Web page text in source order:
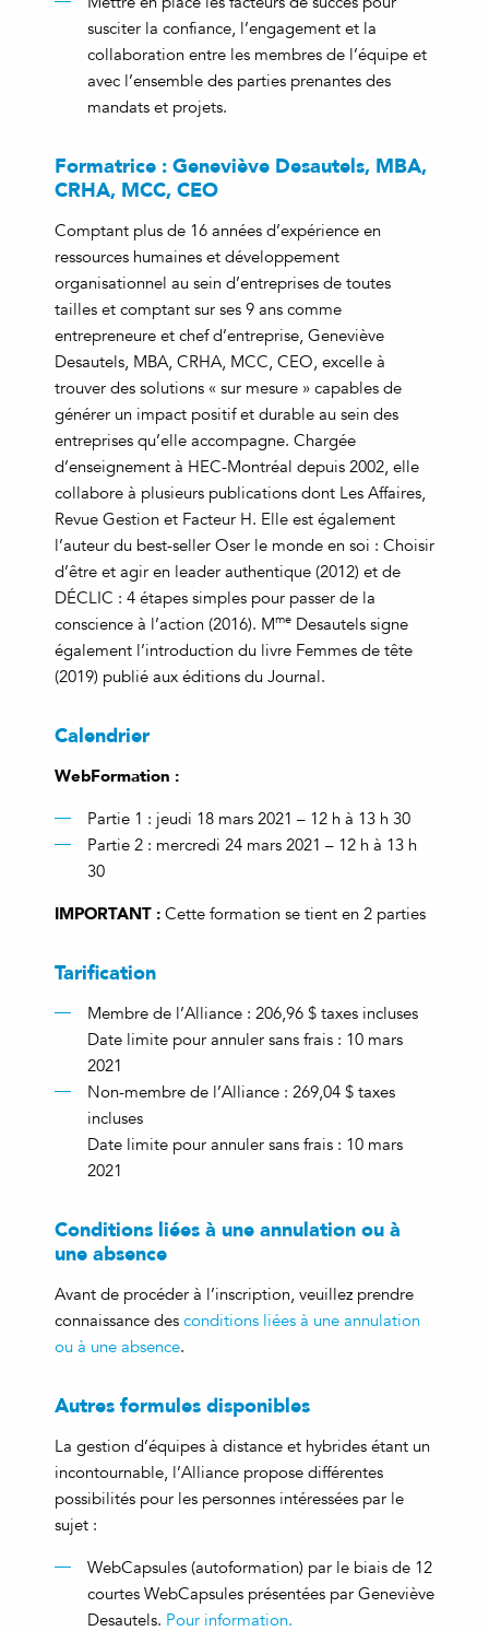
susciter la confiance, l’engagement et la
collaboration entre les membres de l’équipe et
avec l’ensemble des parties prenantes des
mandats et projets.
Formatrice : Geneviève Desautels, MBA,
CRHA, MCC, CEO
Comptant plus de 16 années d’expérience en
ressources humaines et développement
organisationnel au sein d’entreprises de toutes
tailles et comptant sur ses 9 ans comme
entrepreneure et chef d’entreprise, Geneviève
Desautels, MBA, CRHA, MCC, CEO, excelle à
trouver des solutions « sur mesure » capables de
générer un impact positif et durable au sein des
entreprises qu’elle accompagne. Chargée
d’enseignement à HEC-Montréal depuis 2002, elle
collabore à plusieurs publications dont Les Affaires,
Revue Gestion et Facteur H. Elle est également
l’auteur du best-seller Oser le monde en soi : Choisir
d’être et agir en leader authentique (2012) et de
DÉCLIC : 4 étapes simples pour passer de la
conscience à l’action (2016). Mme Desautels signe
également l’introduction du livre Femmes de tête
(2019) publié aux éditions du Journal.
Calendrier
WebFormation :
Partie 1 : jeudi 18 mars 2021 – 12 h à 13 h 30
Partie 2 : mercredi 24 mars 2021 – 12 h à 13 h
30
IMPORTANT : Cette formation se tient en 2 parties
Tarification
Membre de l’Alliance : 206,96 $ taxes incluses
Date limite pour annuler sans frais : 10 mars
2021
Non-membre de l’Alliance : 269,04 $ taxes
incluses
Date limite pour annuler sans frais : 10 mars
2021
Conditions liées à une annulation ou à
une absence
Avant de procéder à l’inscription, veuillez prendre
connaissance des conditions liées à une annulation
ou à une absence.
Autres formules disponibles
La gestion d’équipes à distance et hybrides étant un
incontournable, l’Alliance propose différentes
possibilités pour les personnes intéressées par le
sujet :
WebCapsules (autoformation) par le biais de 12
courtes WebCapsules présentées par Geneviève
Desautels. Pour information.